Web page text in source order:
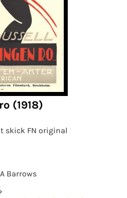
(1918)
skick FN original
Barrows